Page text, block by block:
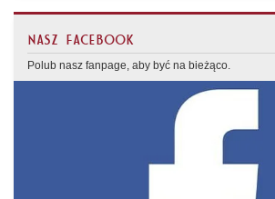
NASZ FACEBOOK
Polub nasz fanpage, aby być na bieżąco.